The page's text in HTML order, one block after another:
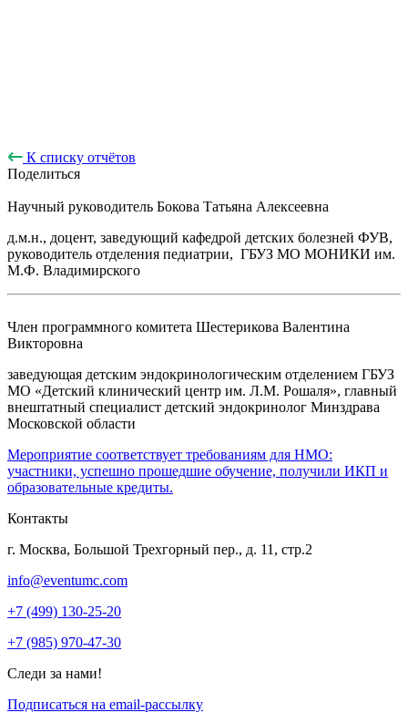
К списку отчётов
Поделиться
Научный руководитель Бокова Татьяна Алексеевна
д.м.н., доцент, заведующий кафедрой детских болезней ФУВ,
руководитель отделения педиатрии, ГБУЗ МО МОНИКИ им.
М.Ф. Владимирского
Член программного комитета Шестерикова Валентина
Викторовна
заведующая детским эндокринологическим отделением ГБУЗ
МО «Детский клинический центр им. Л.М. Рошаля», главный
внештатный специалист детский эндокринолог Минздрава
Московской области
Мероприятие соответствует требованиям для НМО:
участники, успешно прошедшие обучение, получили ИКП и
образовательные кредиты.
Контакты
г. Москва, Большой Трехгорный пер., д. 11, стр.2
info@eventumc.com
+7 (499) 130-25-20
+7 (985) 970-47-30
Следи за нами!
Подписаться на email-рассылку